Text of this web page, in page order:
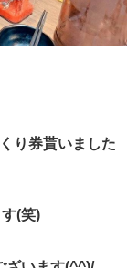
り券貰いました
(笑)